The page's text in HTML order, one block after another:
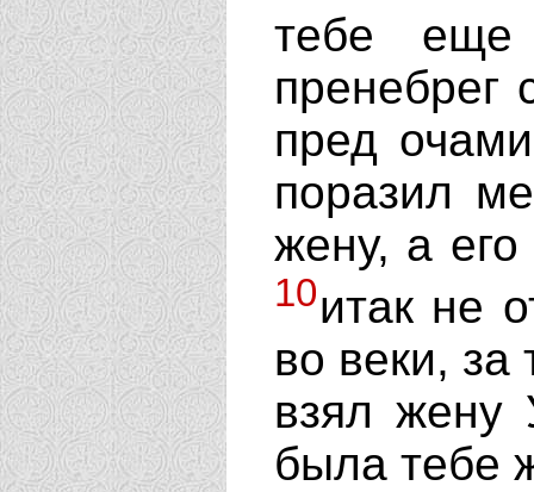
тебе
пренебрег
пред
поразил
жену, а
10итак не
во веки,
взял жену
была тебе